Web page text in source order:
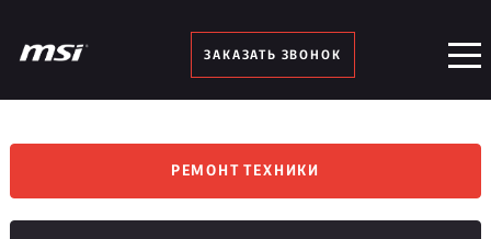
ЗАКАЗАТЬ ЗВОНОК
РЕМОНТ ТЕХНИКИ